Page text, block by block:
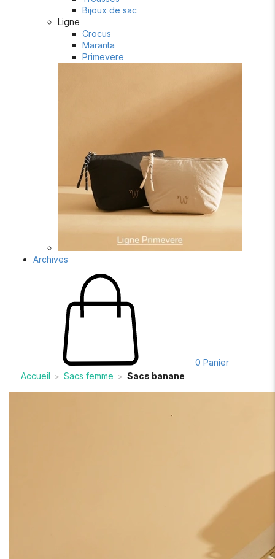
Bijoux de sac
Ligne
Crocus
Maranta
Primevere
Archives
0 Panier
Accueil > Sacs femme > Sacs banane